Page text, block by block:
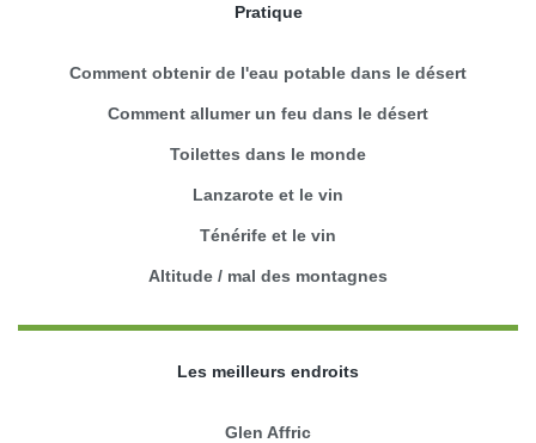
Pratique
Comment obtenir de l'eau potable dans le désert
Comment allumer un feu dans le désert
Toilettes dans le monde
Lanzarote et le vin
Ténérife et le vin
Altitude / mal des montagnes
Les meilleurs endroits
Glen Affric